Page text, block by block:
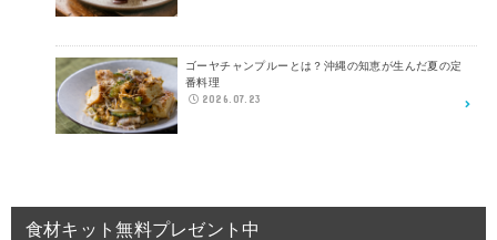
ゴーヤチャンプルーとは？沖縄の知恵が生んだ夏の定
番料理
2026.07.23
食材キット無料プレゼント中